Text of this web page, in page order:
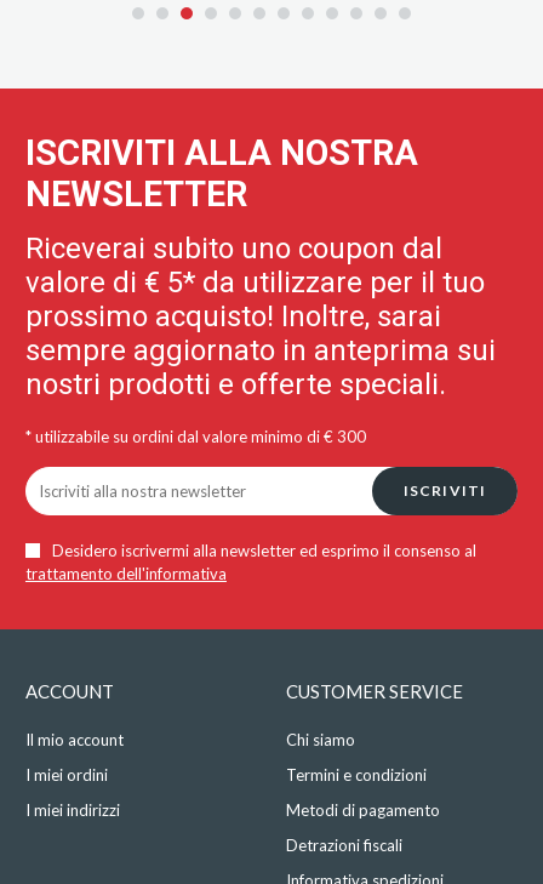
ISCRIVITI ALLA NOSTRA
NEWSLETTER
Riceverai subito uno coupon dal
valore di € 5* da utilizzare per il tuo
prossimo acquisto! Inoltre, sarai
sempre aggiornato in anteprima sui
nostri prodotti e offerte speciali.
* utilizzabile su ordini dal valore minimo di € 300
ISCRIVITI
Desidero iscrivermi alla newsletter ed esprimo il consenso al
trattamento dell'informativa
ACCOUNT
Il mio account
I miei ordini
I miei indirizzi
CUSTOMER SERVICE
Chi siamo
Termini e condizioni
Metodi di pagamento
Detrazioni fiscali